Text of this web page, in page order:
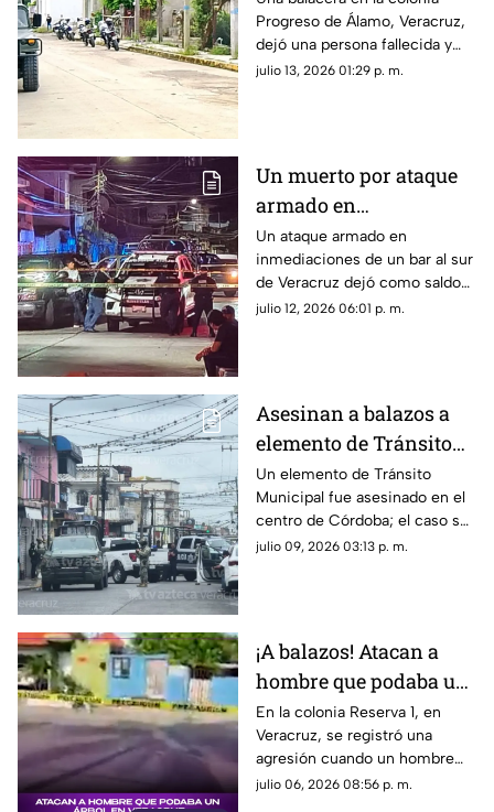
muerto y un herido
Progreso de Álamo, Veracruz,
dejó una persona fallecida y
otra lesionada. Esto se sabe.
julio 13, 2026 01:29 p. m.
Un muerto por ataque
armado en
inmediaciones de bar
al sur de Veracruz;
sigue la violencia en el
gobierno de Rocío
Un ataque armado en
inmediaciones de un bar al sur
de Veracruz dejó como saldo
un hombre muerto; este
julio 12, 2026 06:01 p. m.
Asesinan a balazos a
elemento de Tránsito
Municipal en Córdoba;
así ocurrió
Un elemento de Tránsito
Municipal fue asesinado en el
centro de Córdoba; el caso se
suma a la lista de hechos
julio 09, 2026 03:13 p. m.
¡A balazos! Atacan a
hombre que podaba un
árbol en Veracruz; esto
se sabe
En la colonia Reserva 1, en
Veracruz, se registró una
agresión cuando un hombre
podaba un árbol. Aquí te
julio 06, 2026 08:56 p. m.